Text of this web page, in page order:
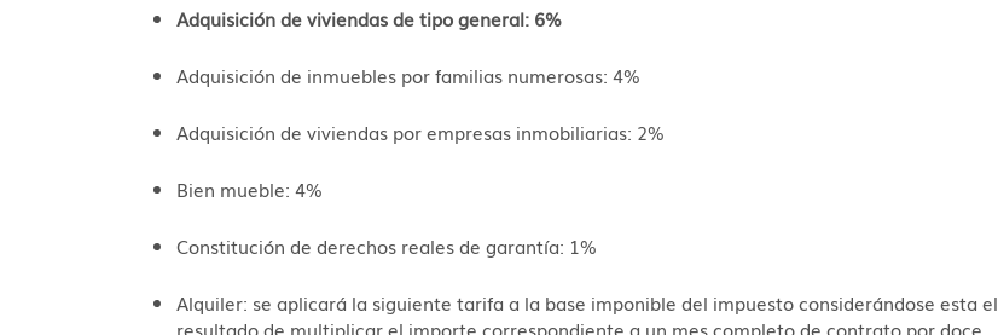
Adquisición de viviendas de tipo general: 6%
Adquisición de inmuebles por familias numerosas: 4%
Adquisición de viviendas por empresas inmobiliarias: 2%
Bien mueble: 4%
Constitución de derechos reales de garantía: 1%
Alquiler: se aplicará la siguiente tarifa a la base imponible del impuesto considerándose esta el
resultado de multiplicar el importe correspondiente a un mes completo de contrato por doce